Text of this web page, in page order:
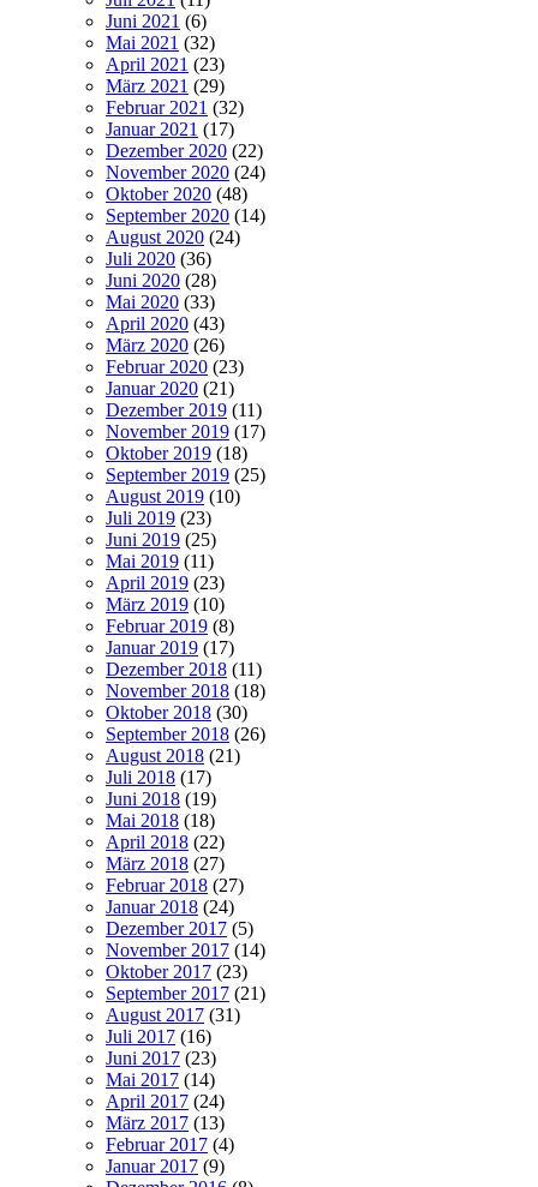
Juni 2021 (6)
Mai 2021 (32)
April 2021 (23)
März 2021 (29)
Februar 2021 (32)
Januar 2021 (17)
Dezember 2020 (22)
November 2020 (24)
Oktober 2020 (48)
September 2020 (14)
August 2020 (24)
Juli 2020 (36)
Juni 2020 (28)
Mai 2020 (33)
April 2020 (43)
März 2020 (26)
Februar 2020 (23)
Januar 2020 (21)
Dezember 2019 (11)
November 2019 (17)
Oktober 2019 (18)
September 2019 (25)
August 2019 (10)
Juli 2019 (23)
Juni 2019 (25)
Mai 2019 (11)
April 2019 (23)
März 2019 (10)
Februar 2019 (8)
Januar 2019 (17)
Dezember 2018 (11)
November 2018 (18)
Oktober 2018 (30)
September 2018 (26)
August 2018 (21)
Juli 2018 (17)
Juni 2018 (19)
Mai 2018 (18)
April 2018 (22)
März 2018 (27)
Februar 2018 (27)
Januar 2018 (24)
Dezember 2017 (5)
November 2017 (14)
Oktober 2017 (23)
September 2017 (21)
August 2017 (31)
Juli 2017 (16)
Juni 2017 (23)
Mai 2017 (14)
April 2017 (24)
März 2017 (13)
Februar 2017 (4)
Januar 2017 (9)